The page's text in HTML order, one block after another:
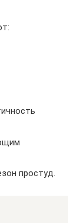
простуд.